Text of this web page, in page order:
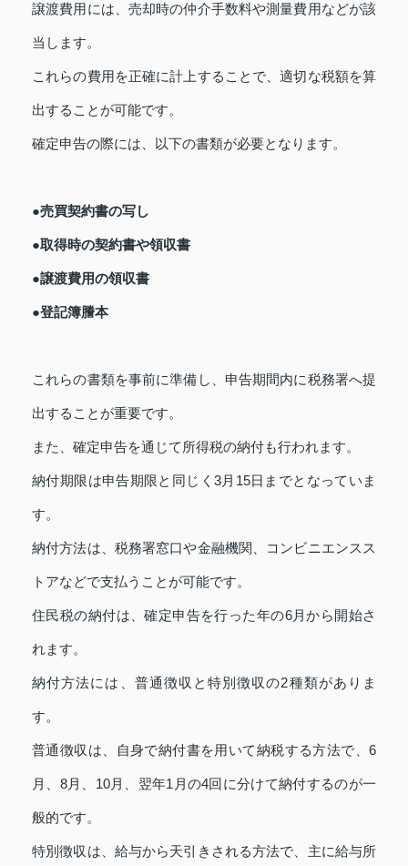
譲渡費用には、売却時の仲介手数料や測量費用などが該
当します。
これらの費用を正確に計上することで、適切な税額を算
出することが可能です。
確定申告の際には、以下の書類が必要となります。
●売買契約書の写し
●取得時の契約書や領収書
●譲渡費用の領収書
●登記簿謄本
これらの書類を事前に準備し、申告期間内に税務署へ提
出することが重要です。
また、確定申告を通じて所得税の納付も行われます。
納付期限は申告期限と同じく3月15日までとなっていま
す。
納付方法は、税務署窓口や金融機関、コンビニエンスス
トアなどで支払うことが可能です。
住民税の納付は、確定申告を行った年の6月から開始さ
れます。
納付方法には、普通徴収と特別徴収の2種類がありま
す。
普通徴収は、自身で納付書を用いて納税する方法で、6
月、8月、10月、翌年1月の4回に分けて納付するのが一
般的です。
特別徴収は、給与から天引きされる方法で、主に給与所